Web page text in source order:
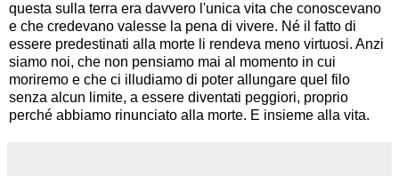
questa sulla terra era davvero l'unica vita che conoscevano
e che credevano valesse la pena di vivere. Né il fatto di
essere predestinati alla morte li rendeva meno virtuosi. Anzi
siamo noi, che non pensiamo mai al momento in cui
moriremo e che ci illudiamo di poter allungare quel filo
senza alcun limite, a essere diventati peggiori, proprio
perché abbiamo rinunciato alla morte. E insieme alla vita.